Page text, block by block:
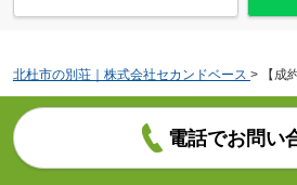
北杜市の別荘｜株式会社セカンドベース > 【成
電話でお問い